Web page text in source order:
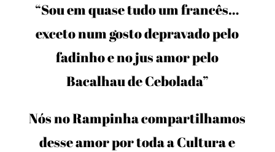
“Sou em quase tudo um francês…
exceto num gosto depravado pelo
fadinho e no jus amor pelo
Bacalhau de Cebolada”
Nós no Rampinha compartilhamos
desse amor por toda a Cultura e